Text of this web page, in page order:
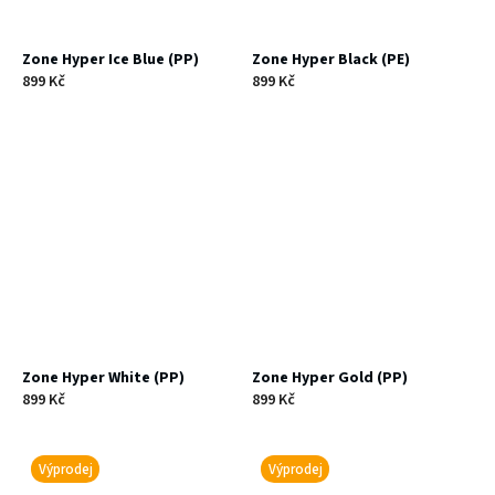
Zone Hyper Ice Blue (PP)
899 Kč
Zone Hyper Black (PE)
899 Kč
Zone Hyper White (PP)
899 Kč
Zone Hyper Gold (PP)
899 Kč
Výprodej Výprodej